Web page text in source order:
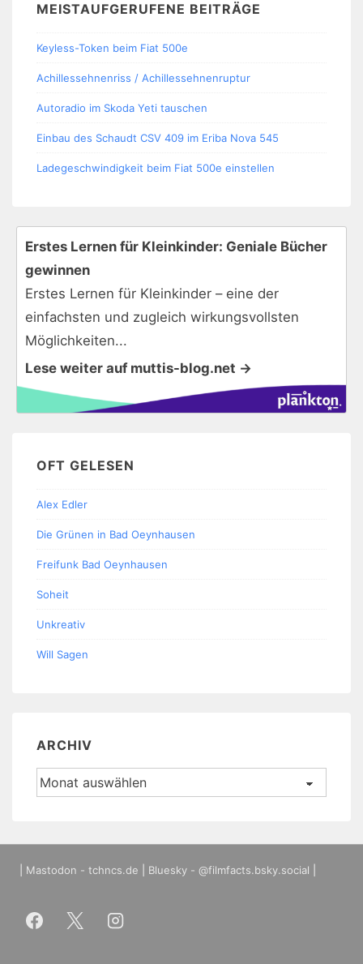
MEISTAUFGERUFENE BEITRÄGE
Keyless-Token beim Fiat 500e
Achillessehnenriss / Achillessehnenruptur
Autoradio im Skoda Yeti tauschen
Einbau des Schaudt CSV 409 im Eriba Nova 545
Ladegeschwindigkeit beim Fiat 500e einstellen
Erstes Lernen für Kleinkinder: Geniale Bücher
gewinnen
Erstes Lernen für Kleinkinder – eine der
einfachsten und zugleich wirkungsvollsten
Möglichkeiten...
Lese weiter auf muttis-blog.net →
OFT GELESEN
Alex Edler
Die Grünen in Bad Oeynhausen
Freifunk Bad Oeynhausen
Soheit
Unkreativ
Will Sagen
ARCHIV
Archiv
Mastodon - tchncs.de Bluesky - @filmfacts.bsky.social